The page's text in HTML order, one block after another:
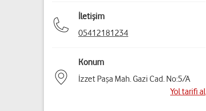
İletişim
05412181234
Konum
İzzet Paşa Mah. Gazi Cad. No:5/A
Yol tarifi al